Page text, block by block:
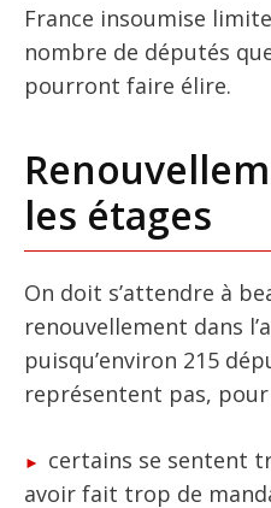
France insoumise
nombre de députés
pourront faire élire.
les étages
On doit s’attendre à
renouvellement dans
puisqu’environ 215
représentent pas,
certains se sentent
avoir fait trop de